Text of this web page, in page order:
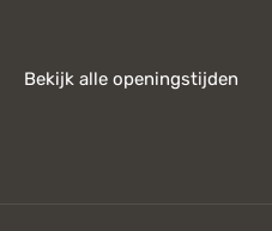
Bekijk alle openingstijden